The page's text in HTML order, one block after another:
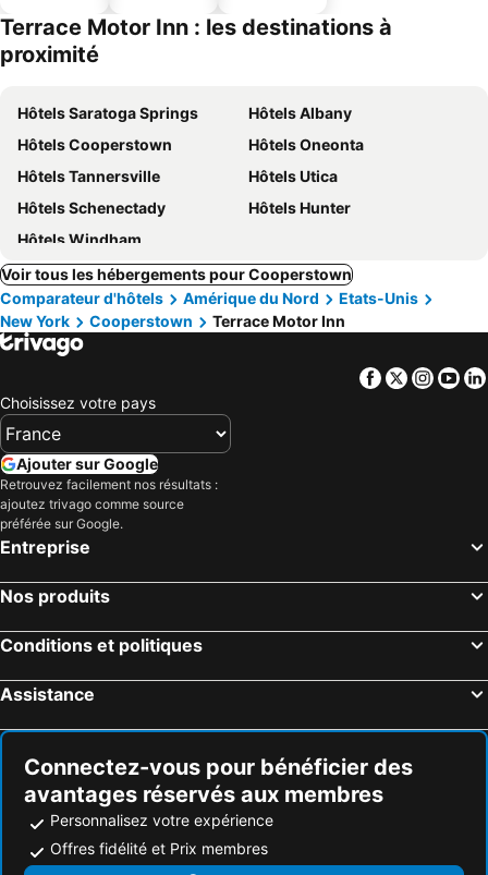
Terrace Motor Inn : les destinations à
proximité
Hôtels Saratoga Springs
Hôtels Albany
Hôtels Cooperstown
Hôtels Oneonta
Hôtels Tannersville
Hôtels Utica
Hôtels Schenectady
Hôtels Hunter
Hôtels Windham
Voir tous les hébergements pour Cooperstown
Comparateur d'hôtels
Amérique du Nord
Etats-Unis
New York
Cooperstown Terrace Motor Inn
Facebook
Twitter
Choisissez votre pays
Ajouter sur Google
Retrouvez facilement nos résultats :
ajoutez trivago comme source
préférée sur Google.
Entreprise
Nos produits
Conditions et politiques
Assistance
Connectez-vous pour bénéficier des
avantages réservés aux membres
Personnalisez votre expérience
Offres fidélité et Prix membres